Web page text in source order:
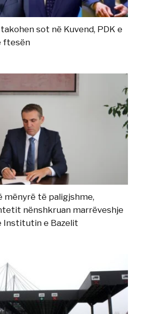
sot në Kuvend, PDK e
ftesën
mënyrë të paligjshme,
nënshkruan marrëveshje
Institutin e Bazelit